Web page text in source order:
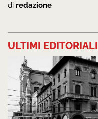
di redazione
ULTIMI EDITORIALI